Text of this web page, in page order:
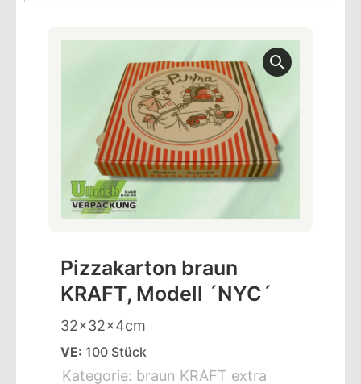
Pizzakarton braun
KRAFT, Modell ´NYC´
32x32x4cm
VE: 100 Stück
Kategorie: braun KRAFT extra